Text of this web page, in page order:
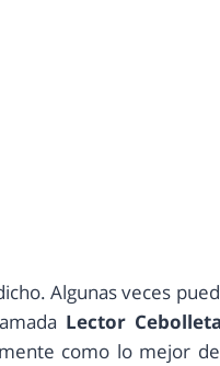
Algunas veces
Lector Cebolleta
como lo mejor